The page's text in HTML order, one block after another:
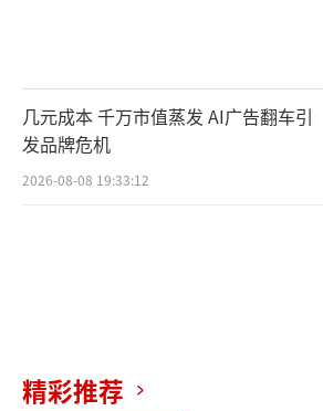
几元成本 千万市值蒸发 AI广告翻车引
发品牌危机
2026-08-08 19:33:12
精彩推荐